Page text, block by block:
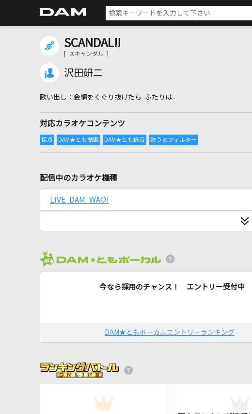
SCANDAL!!
[ スキャンダル ]
沢田研二
金網をくぐり抜けたら ふたりは
対応カラオケコンテンツ
配信中のカラオケ機種
LIVE DAM WAO!
今なら採用のチャンス！ エントリー受付中
DAM★ともボーカルエントリーランキング
1